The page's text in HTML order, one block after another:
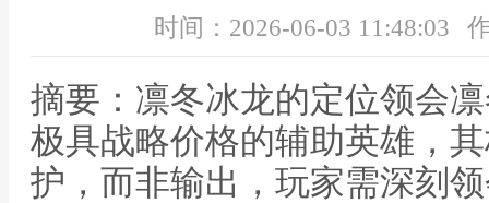
时间：2026-06-03 11:48:03
摘要：凛冬冰龙的定位领会
极具战略价格的辅助英雄，
护，而非输出，玩家需深刻